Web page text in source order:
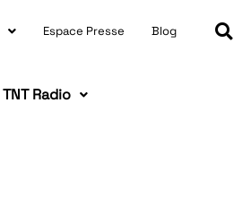
Espace Presse Blog
TNT Radio